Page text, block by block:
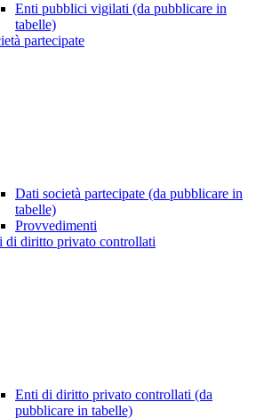
Enti pubblici vigilati (da pubblicare in
tabelle)
partecipate
Dati società partecipate (da pubblicare in
tabelle)
Provvedimenti
di diritto privato controllati
Enti di diritto privato controllati (da
pubblicare in tabelle)